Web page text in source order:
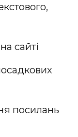
сайті
посилань